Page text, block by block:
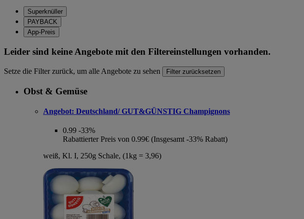
Superknüller
PAYBACK
App-Preis
Leider sind keine Angebote mit den Filtereinstellungen vorhanden.
Setze die Filter zurück, um alle Angebote zu sehen Filter zurücksetzen
Obst & Gemüse
Angebot: Deutschland/ GUT&GÜNSTIG Champignons
0.99 -33%
Rabattierter Preis von 0.99€ (Insgesamt -33% Rabatt)
weiß, Kl. I, 250g Schale, (1kg = 3,96)